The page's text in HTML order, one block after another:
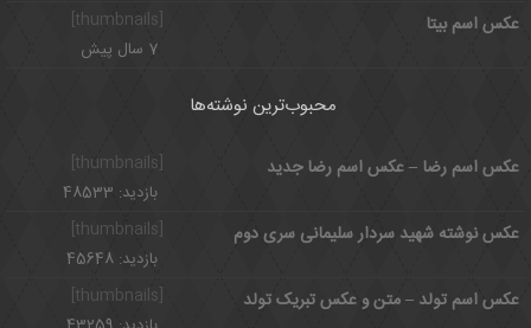
عکس اسم بیتا
7 سال پیش
محبوب‌ترین نوشته‌ها
عکس اسم رضا – عکس اسم رضا جدید
بازدید: 48533
[thumbnails]
عکس نوشته شهید سردار سلیمانی سری دوم
بازدید: 45648
عکس اسم تولد – متن و عکس تبریک تولد